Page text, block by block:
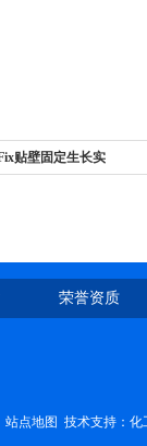
贴壁固定生长实
荣誉资质
站点地图 技术支持： 化